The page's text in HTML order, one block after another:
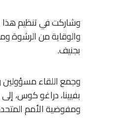
وشاركت في تنظيم هذا
والوقاية من الرشوة
بجنيف.
وجمع اللقاء مسؤولين
بفيينا، دراغو كوس،
ومفوضية الأمم